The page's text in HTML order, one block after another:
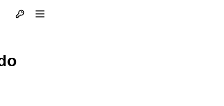
Otvori profil